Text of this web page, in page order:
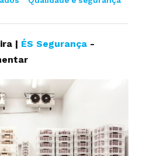
| ÉS Segurança -